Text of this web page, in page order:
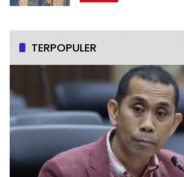
TERPOPULER